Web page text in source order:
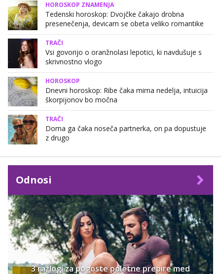
HOROSKOP ZNAMENJA
Tedenski horoskop: Dvojčke čakajo drobna
presenečenja, devicam se obeta veliko romantike
TRAČI
Vsi govorijo o oranžnolasi lepotici, ki navdušuje s
skrivnostno vlogo
HOROSKOP
Dnevni horoskop: Ribe čaka mirna nedelja, intuicija
škorpijonov bo močna
TRAČI
Doma ga čaka noseča partnerka, on pa dopustuje
z drugo
Odnosi
3 razlogi za pogoste poletne prepire med